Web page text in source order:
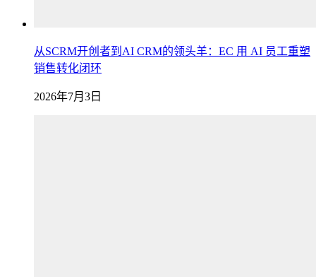
从SCRM开创者到AI CRM的领头羊：EC 用 AI 员工重塑
销售转化闭环
2026年7月3日